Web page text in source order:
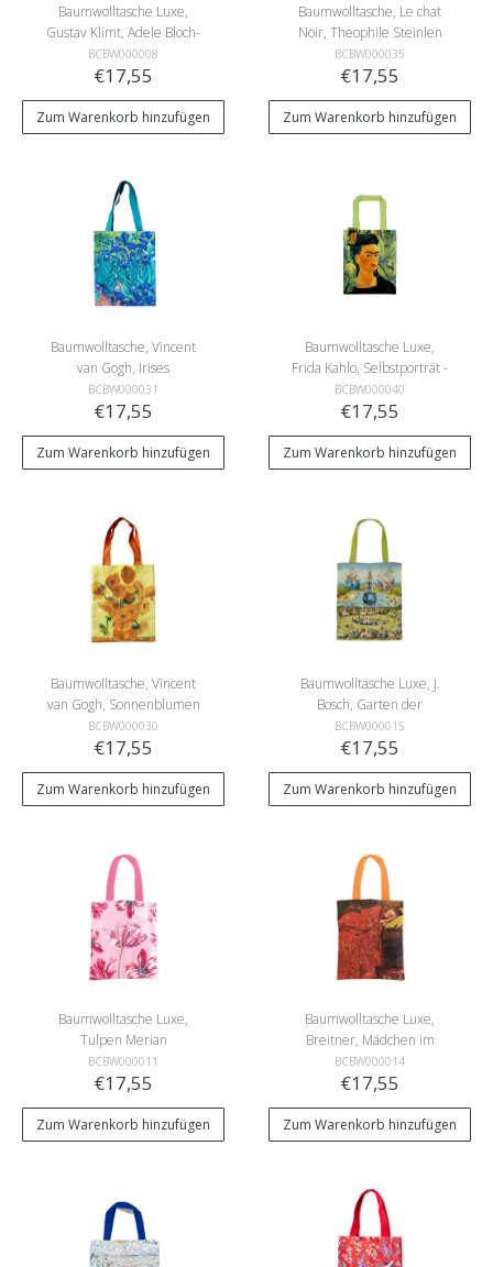
Baumwolltasche Luxe,
Gustav Klimt, Adele Bloch-
Bauer
BCBW000008
€17,55
Zum Warenkorb hinzufügen
Baumwolltasche, Le chat
Noir, Theophile Steinlen
BCBW000035
€17,55
Zum Warenkorb hinzufügen
Baumwolltasche, Vincent
van Gogh, Irises
BCBW000031
€17,55
Zum Warenkorb hinzufügen
Baumwolltasche Luxe,
Frida Kahlo, Selbstporträt -
Bonito
BCBW000040
€17,55
Zum Warenkorb hinzufügen
Baumwolltasche, Vincent
van Gogh, Sonnenblumen
BCBW000030
€17,55
Zum Warenkorb hinzufügen
Baumwolltasche Luxe, J.
Bosch, Garten der
irdischen Freuden
BCBW000015
€17,55
Zum Warenkorb hinzufügen
Baumwolltasche Luxe,
Tulpen Merian
BCBW000011
€17,55
Zum Warenkorb hinzufügen
Baumwolltasche Luxe,
Breitner, Mädchen im
roten Kimono
BCBW000014
€17,55
Zum Warenkorb hinzufügen